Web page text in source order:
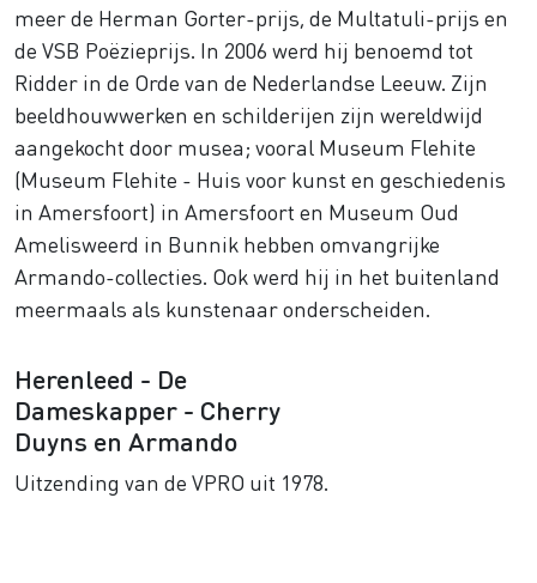
meer de Herman Gorter-prijs, de Multatuli-prijs en
de VSB Poëzieprijs. In 2006 werd hij benoemd tot
Ridder in de Orde van de Nederlandse Leeuw. Zijn
beeldhouwwerken en schilderijen zijn wereldwijd
aangekocht door musea; vooral Museum Flehite
(Museum Flehite - Huis voor kunst en geschiedenis
in Amersfoort) in Amersfoort en Museum Oud
Amelisweerd in Bunnik hebben omvangrijke
Armando-collecties. Ook werd hij in het buitenland
meermaals als kunstenaar onderscheiden.
Herenleed - De
Dameskapper - Cherry
Duyns en Armando
Uitzending van de VPRO uit 1978.